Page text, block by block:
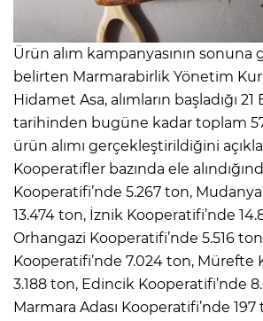
Ürün alım kampanyasının sonuna
belirten Marmarabirlik Yönetim
Hidamet Asa, alımların başladığı
tarihinden bugüne kadar toplam
ürün alımı gerçekleştirildiğini
Kooperatifler bazında ele
Kooperatifi’nde 5.267 ton,
13.474 ton, İznik Kooperatifi’nde
Orhangazi Kooperatifi’nde 5.516
Kooperatifi’nde 7.024 ton, Mürefte
3.188 ton, Edincik Kooperatifi’nde
Marmara Adası Kooperatifi’nde 197